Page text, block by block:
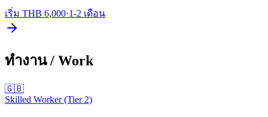
เริ่ม THB 6,000·1-2 เดือน
ทำงาน / Work
🇬🇧
Skilled Worker (Tier 2)